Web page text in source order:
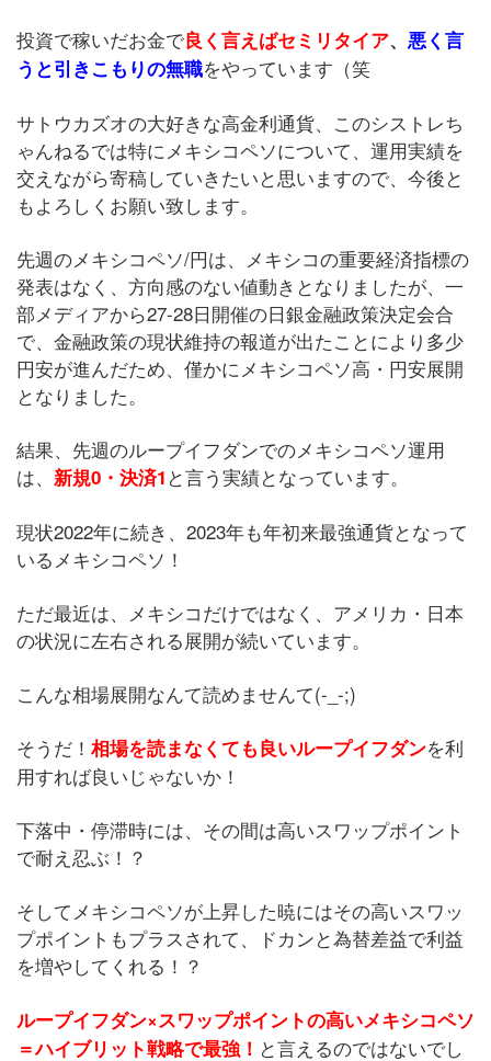
投資で稼いだお金で良く言えばセミリタイア、 悪く言
うと引きこもりの無職をやっています（笑
サトウカズオの大好きな高金利通貨、このシストレち
ゃんねるでは特にメキシコペソについて、運用実績を
交えながら寄稿していきたいと思いますので、今後と
もよろしくお願い致します。
先週のメキシコペソ/円は、メキシコの重要経済指標の
発表はなく、方向感のない値動きとなりましたが、一
部メディアから27-28日開催の日銀金融政策決定会合
で、金融政策の現状維持の報道が出たことにより多少
円安が進んだため、僅かにメキシコペソ高・円安展開
となりました。
結果、先週のループイフダンでのメキシコペソ運用
は、 新規0・決済1 と言う実績となっています。
現状2022年に続き、2023年も年初来最強通貨となって
いるメキシコペソ！
ただ最近は、メキシコだけではなく、アメリカ・日本
の状況に左右される展開が続いています。
こんな相場展開なんて読めませんて(-_-;)
そうだ！ 相場を読まなくても良いループイフダンを利
用すれば良いじゃないか！
下落中・停滞時には、その間は高いスワップポイント
で耐え忍ぶ！？
そしてメキシコペソが上昇した暁にはその高いスワッ
プポイントもプラスされて、ドカンと為替差益で利益
を増やしてくれる！？
ループイフダン×スワップポイントの高いメキシコペソ
＝ハイブリット戦略で最強！ と言えるのではないでし